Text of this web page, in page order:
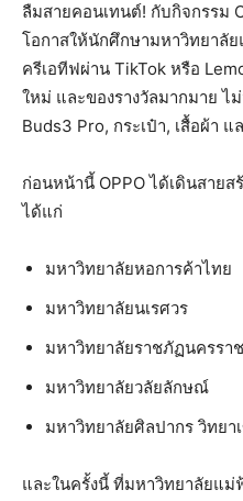
ลืมสายคอนเทนต์! กับกิจกรรม
โอกาสให้นักศึกษามหาวิทยาลั
ครีเอทีฟผ่าน TikTok หรือ
ใหม่ และของรางวัลมากมาย ไ
Buds3 Pro, กระเป๋า, เสื้อผ้า
ก่อนหน้านี้ OPPO ได้เดินสาย
ได้แก่
มหาวิทยาลัยหอการค้าไทย
มหาวิทยาลัยนเรศวร
มหาวิทยาลัยราชภัฏนครรา
มหาวิทยาลัยวลัยลักษณ์
มหาวิทยาลัยศิลปากร วิทยา
และในครั้งนี้ ที่มหาวิทยาลัยแม่